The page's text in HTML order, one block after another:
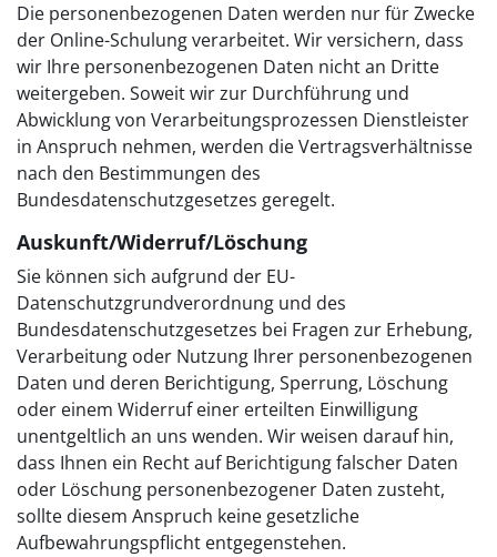
Die personenbezogenen Daten werden nur für Zwecke
der Online-Schulung verarbeitet. Wir versichern, dass
wir Ihre personenbezogenen Daten nicht an Dritte
weitergeben. Soweit wir zur Durchführung und
Abwicklung von Verarbeitungsprozessen Dienstleister
in Anspruch nehmen, werden die Vertragsverhältnisse
nach den Bestimmungen des
Bundesdatenschutzgesetzes geregelt.
Auskunft/Widerruf/Löschung
Sie können sich aufgrund der EU-
Datenschutzgrundverordnung und des
Bundesdatenschutzgesetzes bei Fragen zur Erhebung,
Verarbeitung oder Nutzung Ihrer personenbezogenen
Daten und deren Berichtigung, Sperrung, Löschung
oder einem Widerruf einer erteilten Einwilligung
unentgeltlich an uns wenden. Wir weisen darauf hin,
dass Ihnen ein Recht auf Berichtigung falscher Daten
oder Löschung personenbezogener Daten zusteht,
sollte diesem Anspruch keine gesetzliche
Aufbewahrungspflicht entgegenstehen.